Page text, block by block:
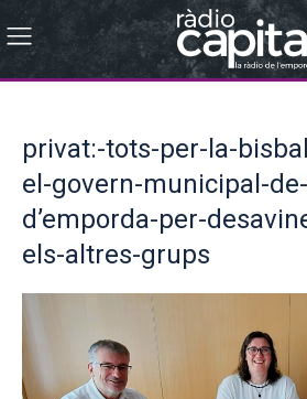
privat:-tots-per-la-
el-govern-municipal-
d’emporda-per-
els-altres-grups